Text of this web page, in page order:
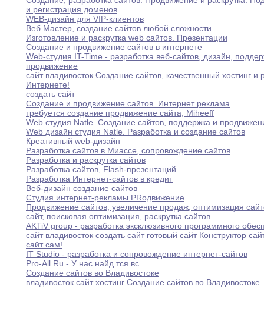
и регистрация доменов
WEB-дизайн для VIP-клиентов
Веб Мастер, создание сайтов любой сложности
Изготовление и раскрутка web сайтов. Презентации
Создание и продвижение сайтов в интернете
Web-студия IT-Time - разработка веб-сайтов, дизайн,
продвижение
сайт владивосток Создание сайтов, качественный хостинг и
Интернете!
создать сайт
Создание и продвижение сайтов. Интернет реклама
требуется создание продвижение сайта, Miheeff
Web студия Natle. Создание сайтов, поддержка и
Web дизайн студия Natle. Разработка и создание сайтов
Креативный web-дизайн
Разработка сайтов в Миассе, сопровождение сайтов
Разработка и раскрутка сайтов
Разработка сайтов, Flash-презентаций
Разработка Интернет-сайтов в кредит
Веб-дизайн создание сайтов
Студия интернет-рекламы PRодвижение
Продвижение сайтов, увеличение продаж, оптимизация
сайт, поисковая оптимизация, раскрутка сайтов
AKTiV group - разработка эксклюзивного программного
сайт владивосток создать сайт готовый сайт Конструктор
сайт сам!
IT Studio - разработка и сопровождение интернет-сайтов
Pro-All.Ru - У нас найд тся вс
Создание сайтов во Владивостоке
владивосток сайт хостинг Создание сайтов во Владивостоке